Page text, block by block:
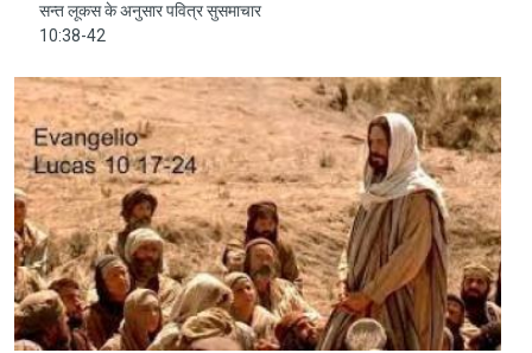
सन्त लूकस के अनुसार पवित्र सुसमाचार
10:38-42